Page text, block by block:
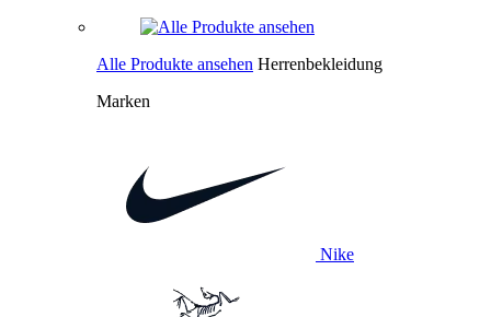
Alle Produkte ansehen Herrenbekleidung
Marken
Nike